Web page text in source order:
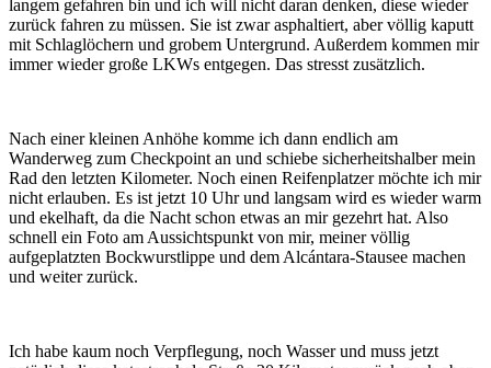
langem gefahren bin und ich will nicht daran denken, diese wieder
zurück fahren zu müssen. Sie ist zwar asphaltiert, aber völlig kaputt
mit Schlaglöchern und grobem Untergrund. Außerdem kommen mir
immer wieder große LKWs entgegen. Das stresst zusätzlich.
Nach einer kleinen Anhöhe komme ich dann endlich am
Wanderweg zum Checkpoint an und schiebe sicherheitshalber mein
Rad den letzten Kilometer. Noch einen Reifenplatzer möchte ich mir
nicht erlauben. Es ist jetzt 10 Uhr und langsam wird es wieder warm
und ekelhaft, da die Nacht schon etwas an mir gezehrt hat. Also
schnell ein Foto am Aussichtspunkt von mir, meiner völlig
aufgeplatzten Bockwurstlippe und dem Alcántara-Stausee machen
und weiter zurück.
Ich habe kaum noch Verpflegung, noch Wasser und muss jetzt